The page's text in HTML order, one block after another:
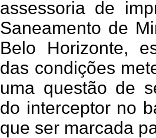
assessoria de
Saneamento de
Belo Horizonte,
das condições
uma questão de
do interceptor no
que ser marcada